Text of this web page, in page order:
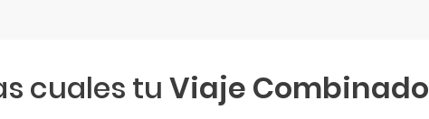
cuales tu Viaje Combinado